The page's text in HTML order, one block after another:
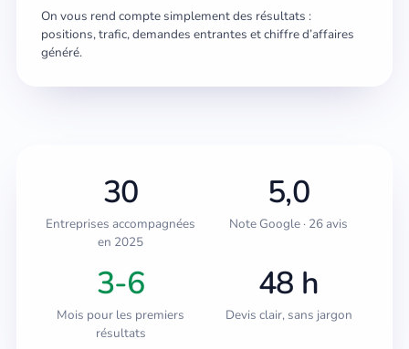
On vous rend compte simplement des résultats :
positions, trafic, demandes entrantes et chiffre d’affaires
généré.
30
Entreprises accompagnées
en 2025
5,0
Note Google · 26 avis
3-6
Mois pour les premiers
résultats
48 h
Devis clair, sans jargon